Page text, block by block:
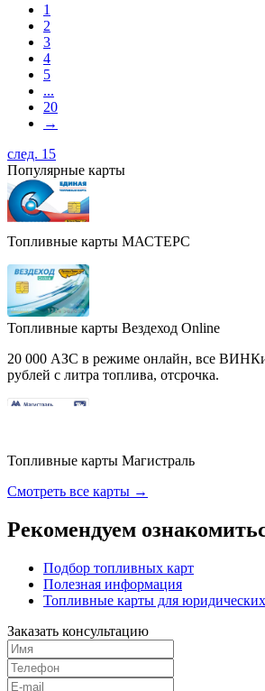
1
2
3
4
5
...
20
→
след. 15
Популярные карты
Топливные карты МАСТЕРС
Топливные карты Вездеход Online
20 000 АЗС в режиме онлайн, все
рублей с литра топлива, отсрочка.
Топливные карты Магистраль
Смотреть все карты →
Рекомендуем
Подбор топливных карт
Полезная информация
Топливные карты для
Заказать консультацию